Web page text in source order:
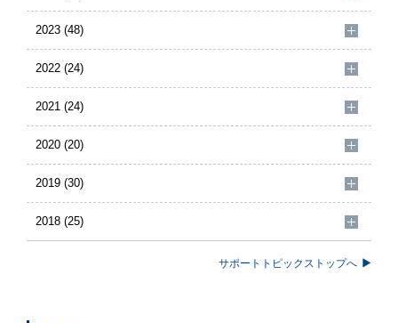
2023 (48)
2022 (24)
2021 (24)
2020 (20)
2019 (30)
2018 (25)
サポートトピックストップへ